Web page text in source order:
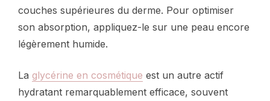
couches supérieures du derme. Pour optimiser
son absorption, appliquez-le sur une peau encore
légèrement humide.
La glycérine en cosmétique est un autre actif
hydratant remarquablement efficace, souvent